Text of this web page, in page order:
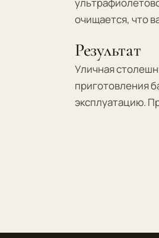
очищается, что
Результат
Уличная
приготовления
эксплуатацию.